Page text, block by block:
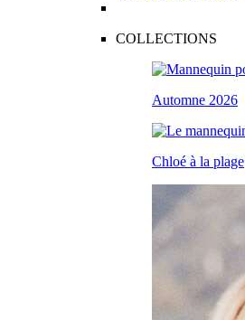
COLLECTIONS
Automne 2026
Chloé à la plage